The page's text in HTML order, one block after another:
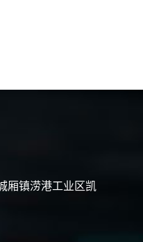
厢镇涝港工业区凯